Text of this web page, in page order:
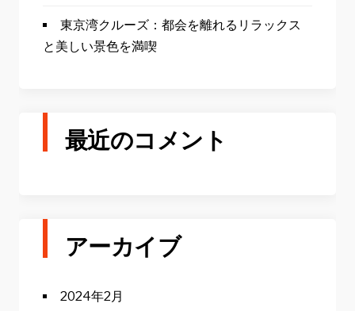
東京湾クルーズ：都会を離れるリラックス
と美しい景色を満喫
最近のコメント
アーカイブ
2024年2月